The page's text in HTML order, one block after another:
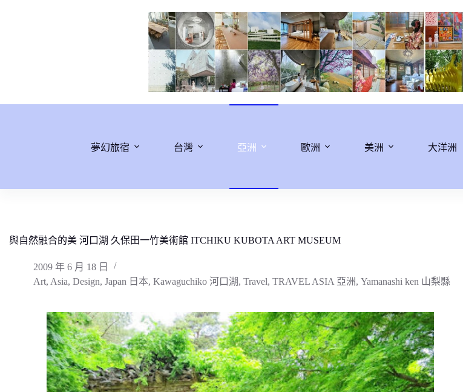
夢幻旅宿 台灣 亞洲 歐洲 美洲 大洋洲
與自然融合的美 河口湖 久保田一竹美術館 ITCHIKU KUBOTA ART MUSEUM
2009 年 6 月 18 日
Art, Asia, Design, Japan 日本, Kawaguchiko 河口湖, Travel, TRAVEL ASIA 亞洲, Yamanashi ken 山梨縣